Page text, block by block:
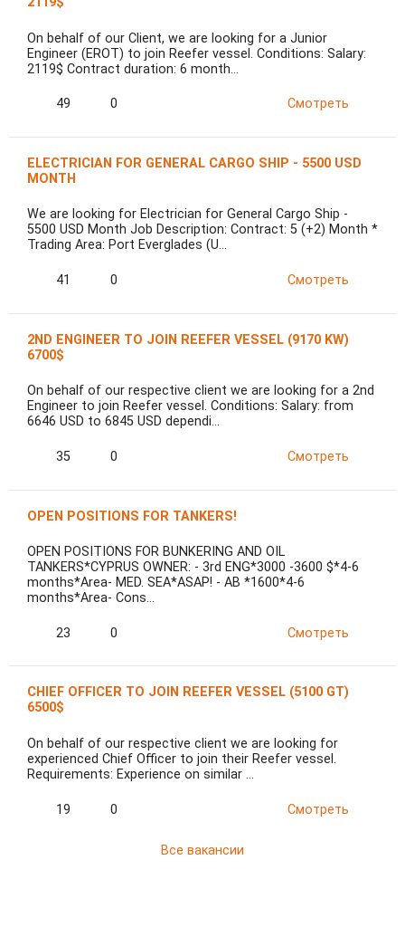
On behalf of our Client, we are looking for a Junior
Engineer (EROT) to join Reefer vessel. Conditions: Salary:
2119$ Contract duration: 6 month…
49 0 Смотреть
ELECTRICIAN FOR GENERAL CARGO SHIP - 5500 USD
MONTH
We are looking for Electrician for General Cargo Ship -
5500 USD Month Job Description: Contract: 5 (+2) Month *
Trading Area: Port Everglades (U…
41 0 Смотреть
2ND ENGINEER TO JOIN REEFER VESSEL (9170 KW)
6700$
On behalf of our respective client we are looking for a 2nd
Engineer to join Reefer vessel. Conditions: Salary: from
6646 USD to 6845 USD dependi…
35 0 Смотреть
OPEN POSITIONS FOR TANKERS!
OPEN POSITIONS FOR BUNKERING AND OIL
TANKERS*CYPRUS OWNER: - 3rd ENG*3000 -3600 $*4-6
months*Area- MED. SEA*ASAP! - AB *1600*4-6
months*Area- Cons…
23 0 Смотреть
CHIEF OFFICER TO JOIN REEFER VESSEL (5100 GT)
6500$
On behalf of our respective client we are looking for
experienced Chief Officer to join their Reefer vessel.
Requirements: Experience on similar …
19 0 Смотреть
Все вакансии